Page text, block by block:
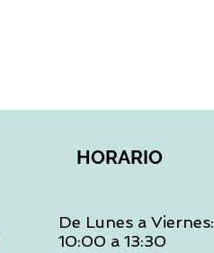
HORARIO
De Lunes a Viernes:
10:00 a 13:30